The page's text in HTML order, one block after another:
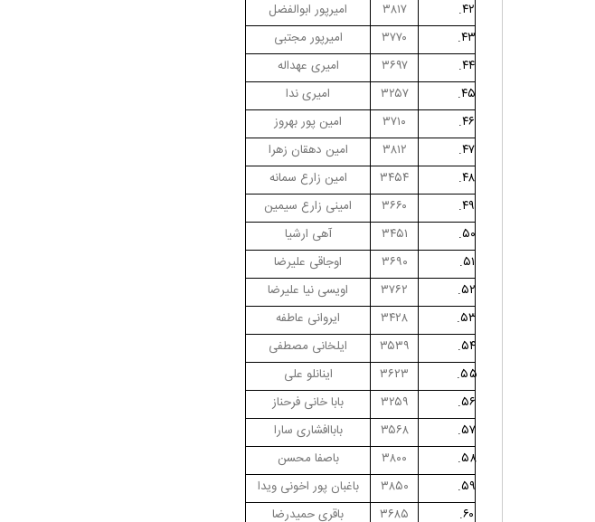
۴۲.
۳۸۱۷
امیرپور ابوالفضل
۴۳.
۳۷۷۰
امیرپور مجتبی
۴۴.
۳۶۹۷
امیری عهداله
۴۵.
۳۲۵۷
امیری ندا
۴۶.
۳۷۱۰
امین پور بهروز
۴۷.
۳۸۱۲
امین دهقان زهرا
۴۸.
۳۴۵۴
امین زارع سمانه
۴۹.
۳۶۶۰
امینی زارع سیمین
۵۰.
۳۴۵۱
آهی ارشیا
۵۱.
۳۶۹۰
اوجاقی علیرضا
۵۲.
۳۷۶۲
اویسی نیا علیرضا
۵۳.
۳۴۲۸
ایروانی عاطفه
۵۴.
۳۵۳۹
ایلخانی مصطفی
۵۵.
۳۶۲۳
اینانلو علی
۵۶.
۳۲۵۹
بابا خانی فرحناز
۵۷.
۳۵۶۸
باباافشاری سارا
۵۸.
۳۸۰۰
باصفا محسن
۵۹.
۳۸۵۰
باغبان پور اخونی ویدا
۶۰.
۳۶۸۵ باقری حمیدرضا